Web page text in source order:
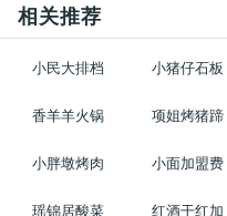
相关推荐
小民大排档 小猪仔石板
香羊羊火锅 项姐烤猪蹄
小胖墩烤肉 小面加盟费
瑶锦居酸菜 红酒干红加